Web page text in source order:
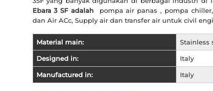
Ebara 3 SF adalah pompa air panas , pompa
dan Air ACc, Supply air dan transfer air untuk civil
Material main: Stainless
Designed in: Italy
Manufactured in: Italy